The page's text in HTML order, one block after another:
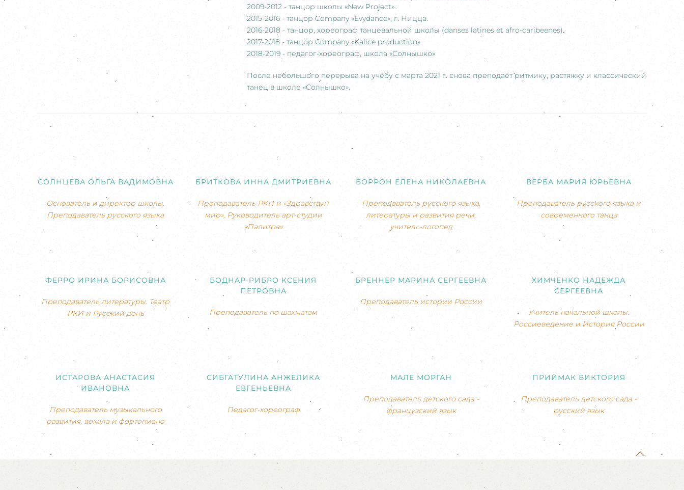
2009-2012 - танцор школы «New Project».
2015-2016 - танцор Company «Evydance», г. Ницца.
2016-2018 - танцор, хореограф танцевальной школы (danses latines et afro-caribeenes).
2017-2018 - танцор Company «Kalice production»
2018-2019 - педагог-хореограф, школа «Солнышко»
После небольшого перерыва на учёбу с марта 2021 г. снова преподаёт ритмику, растяжку и классический
танец в школе «Солнышко».
СОЛНЦЕВА ОЛЬГА ВАДИМОВНА
Основатель и директор школы.
Преподаватель русского языка
БРИТКОВА ИННА ДМИТРИЕВНА
Преподаватель РКИ и «Здравствуй
мир», Руководитель арт-студии
«Палитра»
БОРРОН ЕЛЕНА НИКОЛАЕВНА
Преподаватель русского языка,
литературы и развития речи,
учитель-логопед
ВЕРБА МАРИЯ ЮРЬЕВНА
Преподаватель русского языка и
современного танца
ФЕРРО ИРИНА БОРИСОВНА
Преподаватель литературы. Театр
РКИ и Русский день
БОДНАР-РИБРО КСЕНИЯ
ПЕТРОВНА
Преподаватель по шахматам
БРЕННЕР МАРИНА СЕРГЕЕВНА
Преподаватель истории России
ХИМЧЕНКО НАДЕЖДА
СЕРГЕЕВНА
Учитель начальной школы.
Россиеведение и История России
ИСТАРОВА АНАСТАСИЯ
ИВАНОВНА
Преподаватель музыкального
развития, вокала и фортопиано
СИБГАТУЛИНА АНЖЕЛИКА
ЕВГЕНЬЕВНА
Педагог-хореограф
МАЛЕ МОРГАН
Преподаватель детского сада -
французский язык
ПРИЙМАК ВИКТОРИЯ
Преподаватель детского сада -
русский язык